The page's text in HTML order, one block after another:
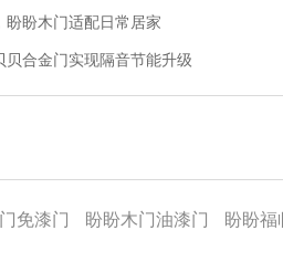
盼盼木门适配日常居家
合金门实现隔音节能升级
免漆门 盼盼木门油漆门 盼盼福